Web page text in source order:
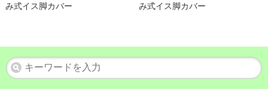
み式イス脚カバー
み式イス脚カバー